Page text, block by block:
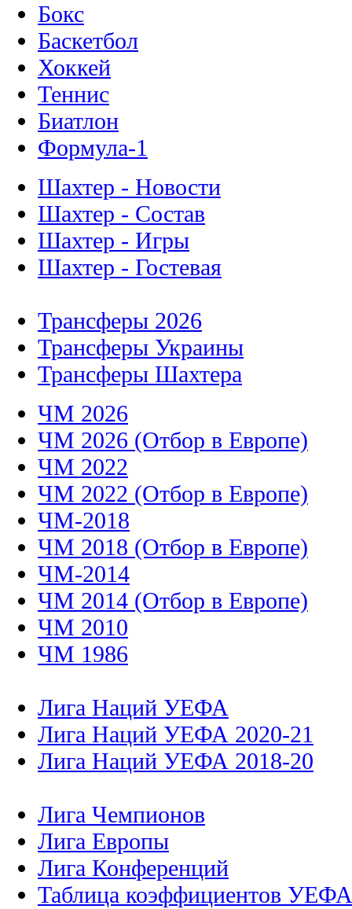
Бокс
Баскетбол
Хоккей
Теннис
Биатлон
Формула-1
Шахтер - Новости
Шахтер - Состав
Шахтер - Игры
Шахтер - Гостевая
Трансферы 2026
Трансферы Украины
Трансферы Шахтера
ЧМ 2026
ЧМ 2026 (Отбор в Европе)
ЧМ 2022
ЧМ 2022 (Отбор в Европе)
ЧМ-2018
ЧМ 2018 (Отбор в Европе)
ЧМ-2014
ЧМ 2014 (Отбор в Европе)
ЧМ 2010
ЧМ 1986
Лига Наций УЕФА
Лига Наций УЕФА 2020-21
Лига Наций УЕФА 2018-20
Лига Чемпионов
Лига Европы
Лига Конференций
Таблица коэффициентов УЕФА